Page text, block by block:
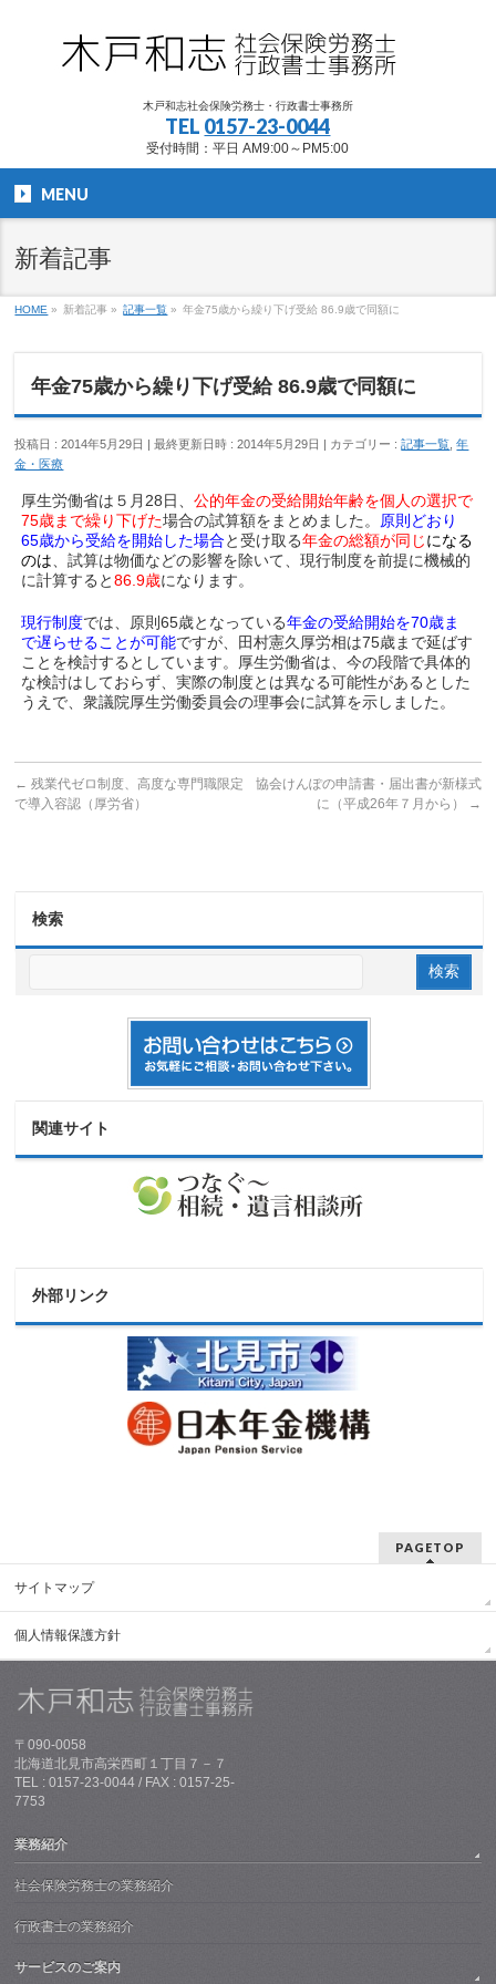
木戸和志社会保険労務士・行政書士事務所
TEL 0157-23-0044
受付時間：平日 AM9:00～PM5:00
MENU
新着記事
HOME » 新着記事 » 記事一覧 » 年金75歳から繰り下げ受給 86.9歳で同額に
年金75歳から繰り下げ受給 86.9歳で同額に
投稿日 : 2014年5月29日 最終更新日時 : 2014年5月29日 カテゴリー :記事一覧 ,年
金・医療
厚生労働省は５月28日、公的年金の受給開始年齢を個人の選択で
75歳まで繰り下げた場合の試算額をまとめました。 原則どおり
65歳から受給を開始した場合と受け取る年金の総額が同じになる
のは 、試算は物価などの影響を除いて、現行制度を前提に機械的
に計算すると86.9歳になります。
現行制度では、原則65歳となっている年金の受給開始を70歳ま
で遅らせることが可能ですが、田村憲久厚労相は75歳まで延ばす
ことを検討するとしています。厚生労働省は、今の段階で具体的
な検討はしておらず、実際の制度とは異なる可能性があるとした
うえで、衆議院厚生労働委員会の理事会に試算を示しました。
← 残業代ゼロ制度、高度な専門職限定
で導入容認（厚労省）
協会けんぽの申請書・届出書が新様式
に（平成26年７月から）
→
検索
関連サイト
外部リンク
PAGETOP
サイトマップ
個人情報保護方針
〒090-0058
北海道北見市高栄西町１丁目７－７
TEL : 0157-23-0044 / FAX : 0157-25-
7753
業務紹介
社会保険労務士の業務紹介
行政書士の業務紹介
サービスのご案内